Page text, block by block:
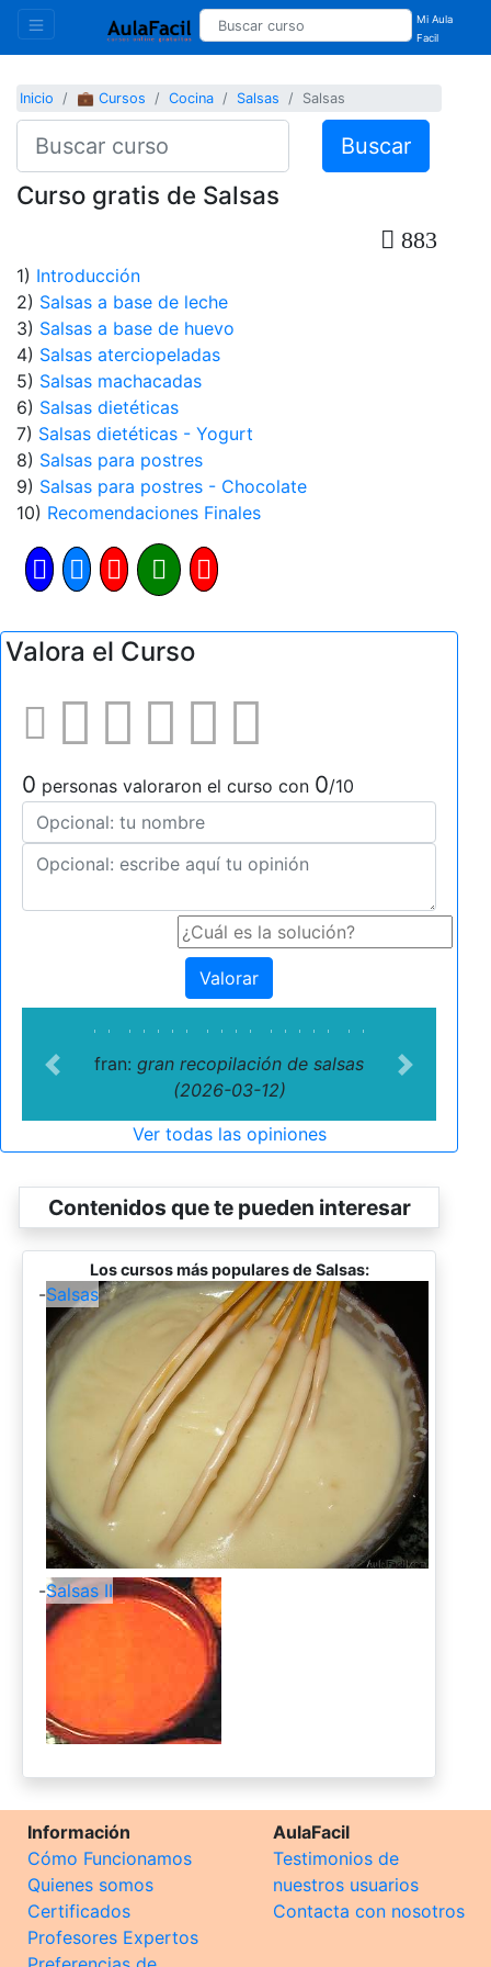
Mi Aula
Facil
Inicio 💼 Cursos Cocina Salsas Salsas
Buscar
Curso gratis de Salsas
883
1) Introducción
2) Salsas a base de leche
3) Salsas a base de huevo
4) Salsas aterciopeladas
5) Salsas machacadas
6) Salsas dietéticas
7) Salsas dietéticas - Yogurt
8) Salsas para postres
9) Salsas para postres - Chocolate
10) Recomendaciones Finales
Valora el Curso
0 personas valoraron el curso con 0/10
Valorar
fran: gran recopilación de salsas
(2026-03-12)
Previous Next
Ver todas las opiniones
Contenidos que te pueden interesar
Los cursos más populares de Salsas:
-Salsas
-Salsas II
Información
Cómo Funcionamos
Quienes somos
Certificados
Profesores Expertos
AulaFacil
Testimonios de
nuestros usuarios
Contacta con nosotros